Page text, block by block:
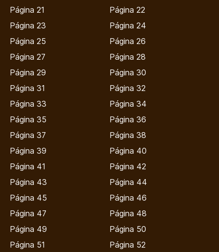
Página 21
Página 22
Página 23
Página 24
Página 25
Página 26
Página 27
Página 28
Página 29
Página 30
Página 31
Página 32
Página 33
Página 34
Página 35
Página 36
Página 37
Página 38
Página 39
Página 40
Página 41
Página 42
Página 43
Página 44
Página 45
Página 46
Página 47
Página 48
Página 49
Página 50
Página 51
Página 52